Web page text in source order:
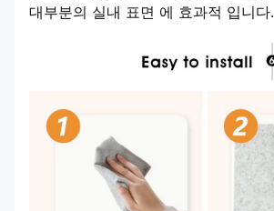
대부분의 실내 표면 에 효과적 입니다.